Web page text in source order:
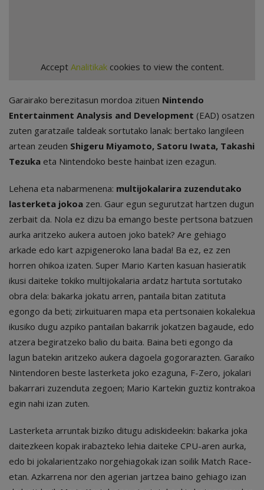
Accept Analitikakcookies to view the content.
Garairako berezitasun mordoa zituen Nintendo
Entertainment Analysis and Development (EAD) osatzen
zuten garatzaile taldeak sortutako lanak: bertako langileen
artean zeuden Shigeru Miyamoto, Satoru Iwata, Takashi
Tezuka eta Nintendoko beste hainbat izen ezagun.
Lehena eta nabarmenena: multijokalarira zuzendutako
lasterketa jokoa zen. Gaur egun segurutzat hartzen dugun
zerbait da. Nola ez dizu ba emango beste pertsona batzuen
aurka aritzeko aukera autoen joko batek? Are gehiago
arkade edo kart azpigeneroko lana bada! Ba ez, ez zen
horren ohikoa izaten. Super Mario Karten kasuan hasieratik
ikusi daiteke tokiko multijokalaria ardatz hartuta sortutako
obra dela: bakarka jokatu arren, pantaila bitan zatituta
egongo da beti; zirkuituaren mapa eta pertsonaien kokalekua
ikusiko dugu azpiko pantailan bakarrik jokatzen bagaude, edo
atzera begiratzeko balio du baita. Baina beti egongo da
lagun batekin aritzeko aukera dagoela gogorarazten. Garaiko
Nintendoren beste lasterketa joko ezaguna, F-Zero, jokalari
bakarrari zuzenduta zegoen; Mario Kartekin guztiz kontrakoa
egin nahi izan zuten.
Lasterketa arruntak biziko ditugu adiskideekin: bakarka joka
daitezkeen kopak irabazteko lehia daiteke CPU-aren aurka,
edo bi jokalarientzako norgehiagokak izan soilik Match Race-
etan. Azkarrena nor den agerian jartzea baino gehiago izan